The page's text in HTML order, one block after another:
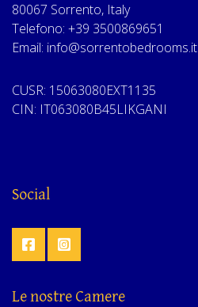
80067 Sorrento, Italy
Telefono: +39 3500869651
Email: info@sorrentobedrooms.it
CUSR: 15063080EXT1135
CIN: IT063080B45LIKGANI
Social
Le nostre Camere